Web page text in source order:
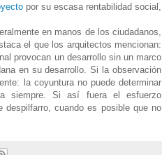
por su escasa rentabilidad social,
en manos de los ciudadanos,
el que los arquitectos mencionan:
provocan un desarrollo sin un marco
en su desarrollo. Si la observación
la coyuntura no puede determinar
siempre. Si así fuera el esfuerzo
despilfarro, cuando es posible que no